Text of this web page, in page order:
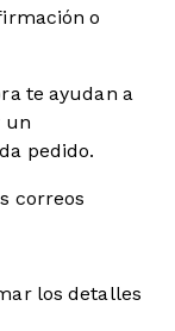
o
te ayudan a
un
pedido.
correos
los detalles